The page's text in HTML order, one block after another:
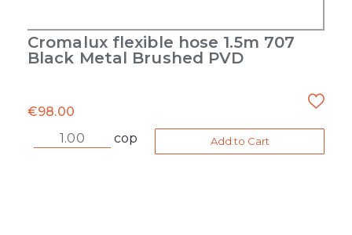
Cromalux flexible hose 1.5m 707
Black Metal Brushed PVD
€98.00
cop
Add to Cart